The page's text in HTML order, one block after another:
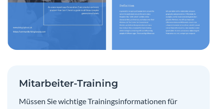
Mitarbeiter-Training
Müssen Sie wichtige Trainingsinformationen für